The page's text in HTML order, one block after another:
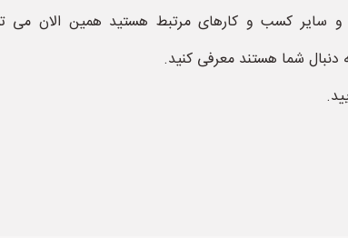
و سایر کسب و کارهای مرتبط هستید همین الان می
دنبال شما هستند معرفی کنید.